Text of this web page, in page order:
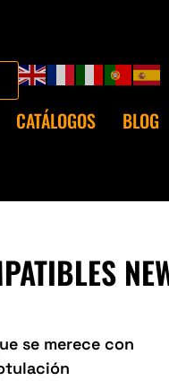
CATÁLOGOS BLOG
se merece con